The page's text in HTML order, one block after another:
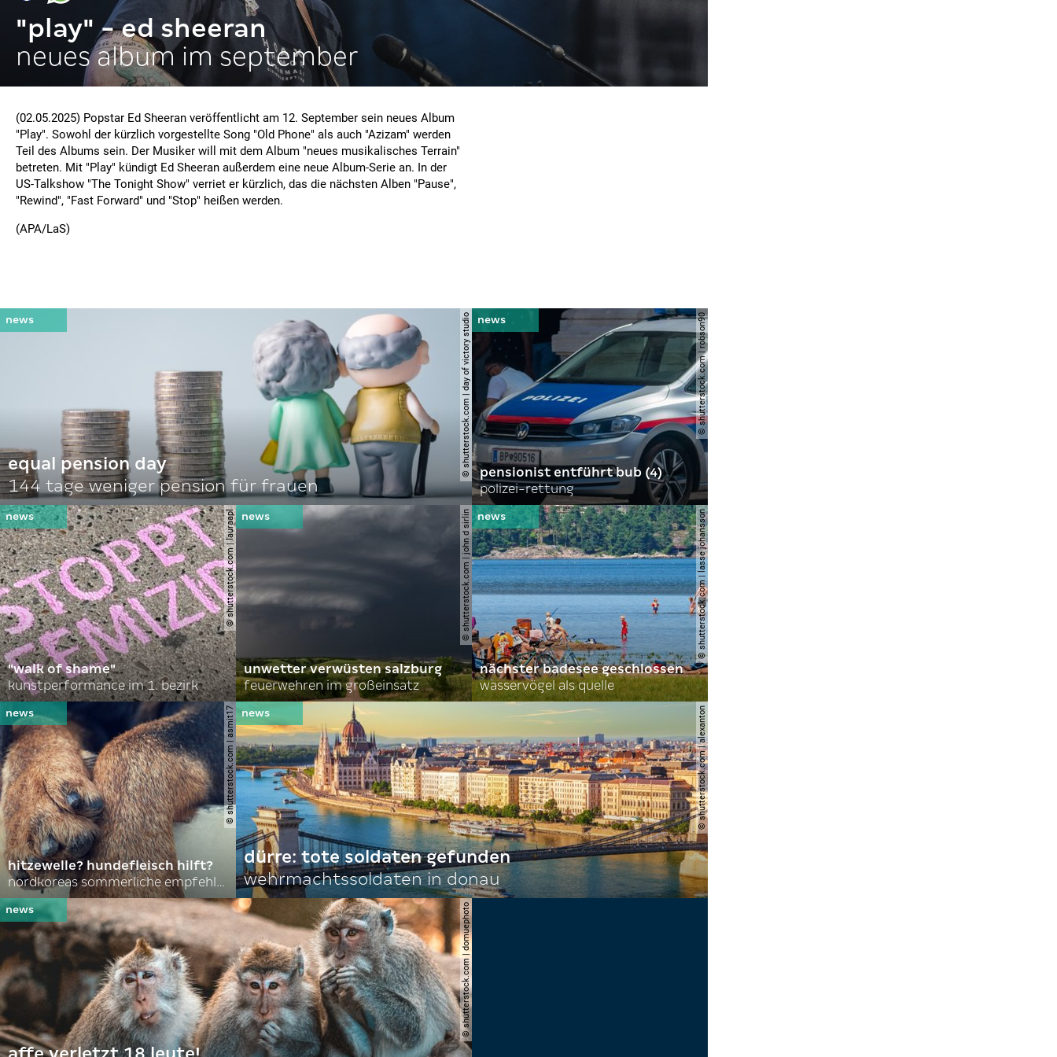
"play" - ed sheeran
neues album im september
(02.05.2025) Popstar Ed Sheeran veröffentlicht am 12. September sein neues Album
"Play". Sowohl der kürzlich vorgestellte Song "Old Phone" als auch "Azizam" werden
Teil des Albums sein. Der Musiker will mit dem Album "neues musikalisches Terrain"
betreten. Mit "Play" kündigt Ed Sheeran außerdem eine neue Album-Serie an. In der
US-Talkshow "The Tonight Show" verriet er kürzlich, das die nächsten Alben "Pause",
"Rewind", "Fast Forward" und "Stop" heißen werden.
(APA/LaS)
© shutterstock.com | day of victory studio
equal pension day
144 tage weniger pension für frauen
© shutterstock.com | robson90
pensionist entführt bub (4)
polizei-rettung
© shutterstock.com | lauraapl
"walk of shame"
kunstperformance im 1. bezirk
© shutterstock.com | john d sirlin
unwetter verwüsten salzburg
feuerwehren im großeinsatz
© shutterstock.com | lasse johansson
nächster badesee geschlossen
wasservögel als quelle
© shutterstock.com | asmit17
hitzewelle? hundefleisch hilft?
nordkoreas sommerliche empfehlungen
© shutterstock.com | alexanton
dürre: tote soldaten gefunden
wehrmachtssoldaten in donau
© shutterstock.com | domuephoto